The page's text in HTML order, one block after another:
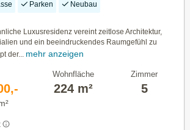
Parken Neubau
Luxusresidenz vereint zeitlose Architektur,
und ein beeindruckendes Raumgefühl zu
der... mehr anzeigen
Wohnfläche
224 m²
Zimmer
5